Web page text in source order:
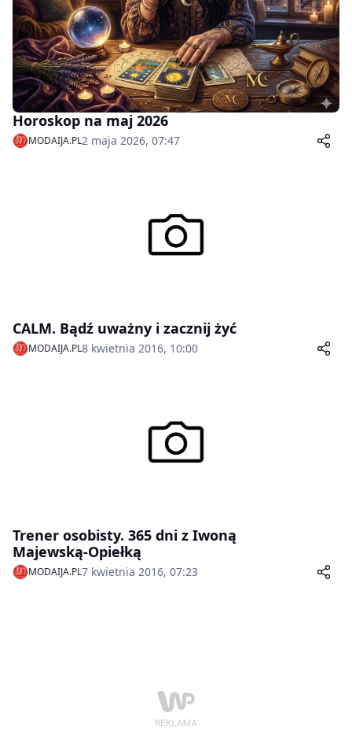
Horoskop na maj 2026
MODAIJA.PL2 maja 2026, 07:47
CALM. Bądź uważny i zacznij żyć
MODAIJA.PL8 kwietnia 2016, 10:00
Trener osobisty. 365 dni z Iwoną
Majewską-Opiełką
MODAIJA.PL7 kwietnia 2016, 07:23